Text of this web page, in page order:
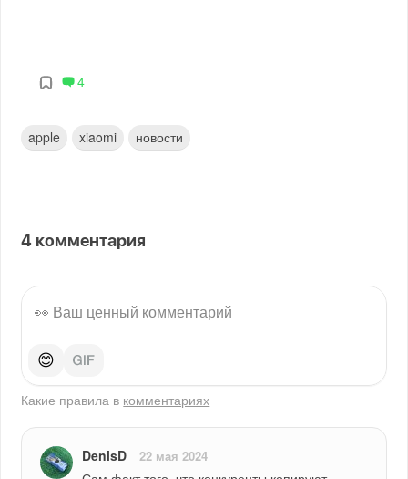
4
apple xiaomi новости
4 комментария
😊
Какие правила в комментариях
DenisD 22 мая 2024